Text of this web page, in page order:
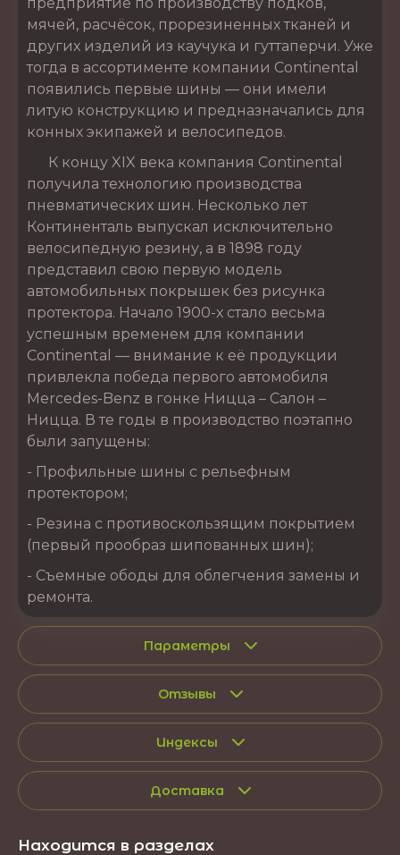
мячей, расчёсок, прорезиненных тканей и
других изделий из каучука и гуттаперчи. Уже
тогда в ассортименте компании Continental
появились первые шины — они имели
литую конструкцию и предназначались для
конных экипажей и велосипедов.
К концу XIX века компания Continental
получила технологию производства
пневматических шин. Несколько лет
Континенталь выпускал исключительно
велосипедную резину, а в 1898 году
представил свою первую модель
автомобильных покрышек без рисунка
протектора. Начало 1900-х стало весьма
успешным временем для компании
Continental — внимание к её продукции
привлекла победа первого автомобиля
Mercedes-Benz в гонке Ницца – Салон –
Ницца. В те годы в производство поэтапно
были запущены:
- Профильные шины с рельефным
протектором;
- Резина с противоскользящим покрытием
(первый прообраз шипованных шин);
- Съемные ободы для облегчения замены и
ремонта.
Параметры
Отзывы
Индексы
Доставка
Находится в разделах